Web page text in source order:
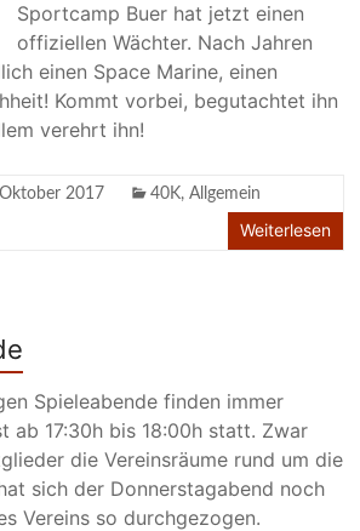
Sportcamp Buer hat jetzt einen
offiziellen Wächter. Nach Jahren
einen Space Marine, einen
Kommt vorbei, begutachtet ihn
verehrt ihn!
2017 40K,Allgemein
Weiterlesen
Spieleabende finden immer
ab 17:30h bis 18:00h statt. Zwar
die Vereinsräume rund um die
sich der Donnerstagabend noch
Vereins so durchgezogen.